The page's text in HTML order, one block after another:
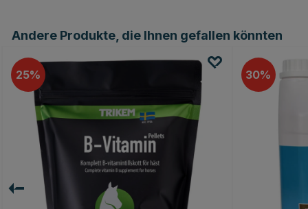
Andere Produkte, die Ihnen gefallen könnten
25 30